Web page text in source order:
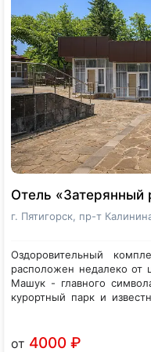
Отель
г. Пятигорск, пр-т
Оздоровительный
расположен недалеко от
Машук - главного
курортный парк и
несколько кафе. Всего
Пятигорска, парка
благоустроенную
отдыха. Жилой фонд
от 4000 ₽